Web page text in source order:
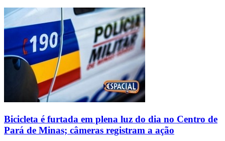
Bicicleta é furtada em plena luz do dia no Centro de
Pará de Minas; câmeras registram a ação